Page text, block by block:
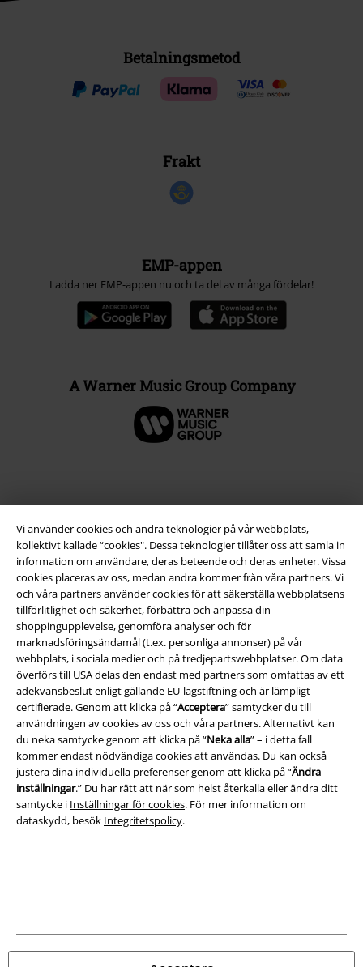
Vi använder cookies och andra teknologier på vår webbplats,
kollektivt kallade “cookies". Dessa teknologier tillåter oss att samla in
information om användare, deras beteende och deras enheter. Vissa
cookies placeras av oss, medan andra kommer från våra partners. Vi
och våra partners använder cookies för att säkerställa webbplatsens
tillförlitlighet och säkerhet, förbättra och anpassa din
shoppingupplevelse, genomföra analyser och för
marknadsföringsändamål (t.ex. personliga annonser) på vår
webbplats, i sociala medier och på tredjepartswebbplatser. Om data
överförs till USA delas den endast med partners som omfattas av ett
adekvansbeslut enligt gällande EU-lagstiftning och är lämpligt
certifierade. Genom att klicka på “Acceptera” samtycker du till
användningen av cookies av oss och våra partners. Alternativt kan
du neka samtycke genom att klicka på “Neka alla” – i detta fall
kommer endast nödvändiga cookies att användas. Du kan också
justera dina individuella preferenser genom att klicka på “Ändra
inställningar.” Du har rätt att när som helst återkalla eller ändra ditt
samtycke i Inställningar för cookies. För mer information om
dataskydd, besök Integritetspolicy.
Betalningsmetod
Frakt
EMP-appen
Ladda ner EMP-appen nu och ta del av många fördelar!
A Warner Music Group Company
Juridisk information/Villkor
Villkor
Om oss
Ladda ner villkoren
Avfallshantering och miljöskydd
Försäkran om överensstämmelse
Information om tillgänglighet